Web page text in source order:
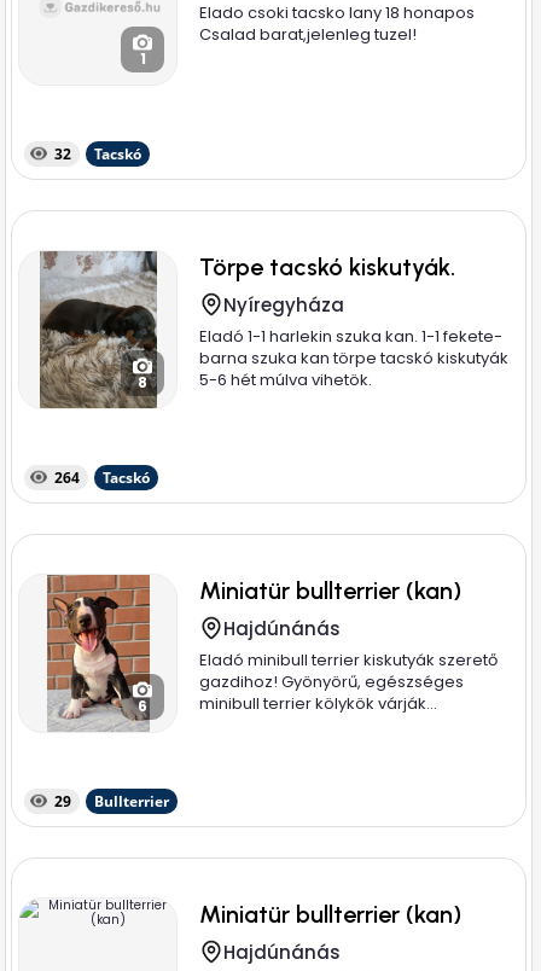
1
Elado csoki tacsko lany 18 honapos
Csalad barat,jelenleg tuzel!
32 Tacskó
8
Törpe tacskó kiskutyák.
Nyíregyháza
Eladó 1-1 harlekin szuka kan. 1-1 fekete-
barna szuka kan törpe tacskó kiskutyák
5-6 hét múlva vihetök.
264 Tacskó
6
Miniatür bullterrier (kan)
Hajdúnánás
Eladó minibull terrier kiskutyák szerető
gazdihoz! Gyönyörű, egészséges
minibull terrier kölykök várják...
29 Bullterrier
Miniatür bullterrier (kan)
Hajdúnánás